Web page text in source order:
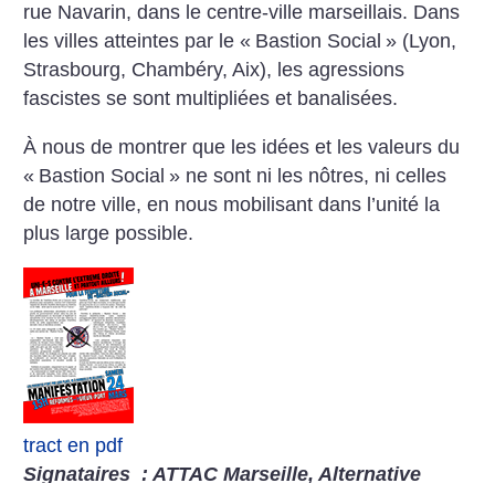
rue Navarin, dans le centre-ville marseillais. Dans
les villes atteintes par le « Bastion Social » (Lyon,
Strasbourg, Chambéry, Aix), les agressions
fascistes se sont multipliées et banalisées.
À nous de montrer que les idées et les valeurs du
« Bastion Social » ne sont ni les nôtres, ni celles
de notre ville, en nous mobilisant dans l’unité la
plus large possible.
tract en pdf
Signataires : ATTAC Marseille, Alternative